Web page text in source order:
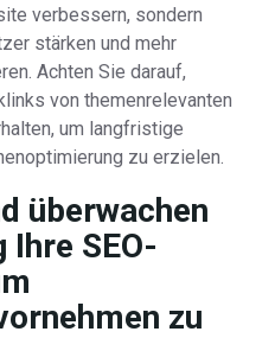
verbessern, sondern
stärken und mehr
Achten Sie darauf,
von themenrelevanten
um langfristige
zu erzielen.
überwachen
SEO-
zu